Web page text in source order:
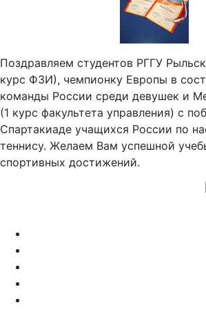
Поздравляем студентов РГГУ
курс ФЗИ), чемпионку Европы в
команды России среди девушек и
(1 курс факультета управления) с
Спартакиаде учащихся России по
теннису. Желаем Вам успешной
спортивных достижений.